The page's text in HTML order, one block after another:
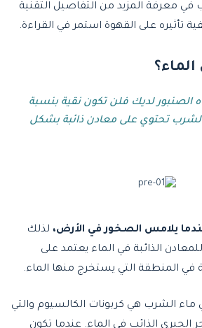
في معرفة المزيد من التفاصيل التقنية
تأثيره على القهوة استمر في القراءة.
الماء؟
الصنبور لديك فلن تكون نقية بنسبة
الشرب تحتوي على معادن ذائبة بشكل
يلامس الصخور في الأرض، لذلك
الذائبة في الماء يعتمد على
في المنطقة التي يستخرج منها الماء.
ماء الشرب هي كربونات الكالسيوم والتي
الجيري الذائب في الماء. عندما تكون